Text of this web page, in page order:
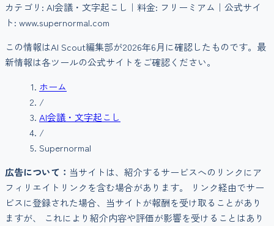
カテゴリ: AI会議・文字起こし ｜料金: フリーミアム ｜公式サイ
ト: www.supernormal.com
この情報はAI Scout編集部が2026年6月 に確認したものです。最
新情報は各ツールの公式サイトをご確認ください。
ホーム
/
AI会議・文字起こし
/
Supernormal
広告について： 当サイトは、紹介するサービスへのリンクにア
フィリエイトリンクを含む場合があります。 リンク経由でサー
ビスに登録された場合、当サイトが報酬を受け取ることがあり
ますが、 これにより紹介内容や評価が影響を受けることはあり